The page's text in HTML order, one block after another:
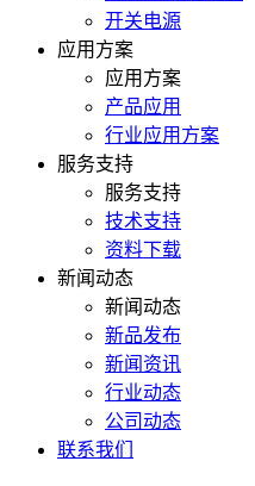
开关电源
应用方案
应用方案
产品应用
行业应用方案
服务支持
服务支持
技术支持
资料下载
新闻动态
新闻动态
新品发布
新闻资讯
行业动态
公司动态
联系我们